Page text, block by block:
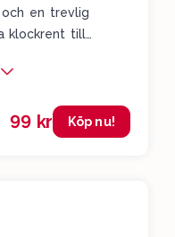
en trevlig
klockrent till
99 kr Köp nu!